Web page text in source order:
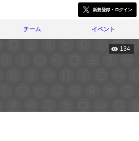
新規登録・ログイン
チーム イベント
134